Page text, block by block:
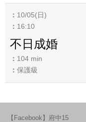
10/05(日)
16:10
不日成婚
104 min
保護級
【Facebook】府中15